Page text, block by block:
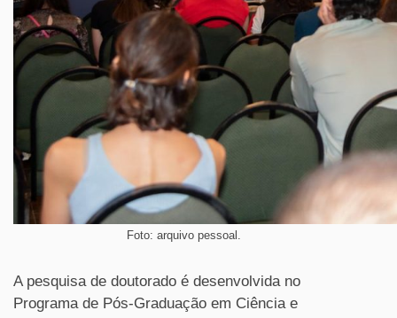
Foto: arquivo pessoal.
A pesquisa de doutorado é desenvolvida no
Programa de Pós-Graduação em Ciência e